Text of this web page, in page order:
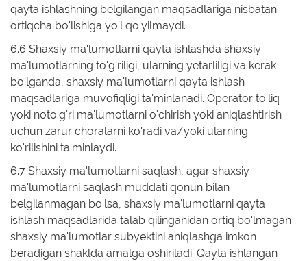
qayta ishlashning belgilangan maqsadlariga nisbatan
ortiqcha bo'lishiga yo'l qo'yilmaydi.
6.6 Shaxsiy ma'lumotlarni qayta ishlashda shaxsiy
ma'lumotlarning to'g'riligi, ularning yetarliligi va kerak
bo'lganda, shaxsiy ma'lumotlarni qayta ishlash
maqsadlariga muvofiqligi ta'minlanadi. Operator to'liq
yoki noto'g'ri ma'lumotlarni o'chirish yoki aniqlashtirish
uchun zarur choralarni ko'radi va/yoki ularning
ko'rilishini ta'minlaydi.
6.7 Shaxsiy ma'lumotlarni saqlash, agar shaxsiy
ma'lumotlarni saqlash muddati qonun bilan
belgilanmagan bo'lsa, shaxsiy ma'lumotlarni qayta
ishlash maqsadlarida talab qilinganidan ortiq bo'lmagan
shaxsiy ma'lumotlar subyektini aniqlashga imkon
beradigan shaklda amalga oshiriladi. Qayta ishlangan